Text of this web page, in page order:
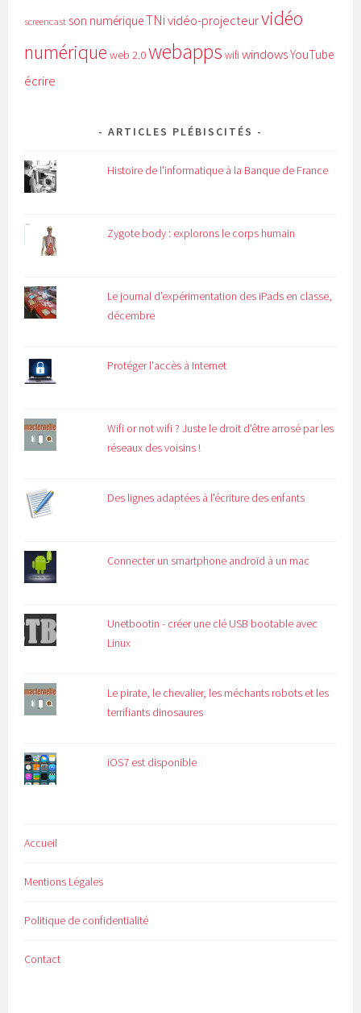
screencast son numériqueTNi vidéo-projecteurvidéo
numérique web 2.0webapps wifi windowsYouTube
écrire
ARTICLES PLÉBISCITÉS
Histoire de l'informatique à la Banque de France
Zygote body : explorons le corps humain
Le journal d’expérimentation des iPads en classe,
décembre
Protéger l'accès à Internet
Wifi or not wifi ? Juste le droit d'être arrosé par les
réseaux des voisins !
Des lignes adaptées à l'écriture des enfants
Connecter un smartphone androïd à un mac
Unetbootin - créer une clé USB bootable avec
Linux
Le pirate, le chevalier, les méchants robots et les
terrifiants dinosaures
iOS7 est disponible
Accueil
Mentions Légales
Politique de confidentialité
Contact